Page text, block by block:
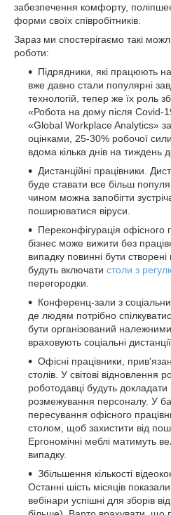
забезпечення комфорту,
форми своїх співробітників.
Зараз ми спостерігаємо такі
роботи:
Підрядники, які працюють на
вже давно стали популярні
технологій, тепер же їх роль
«Робота на дому після Covid-
«Global Workplace Analytics»
оцінками, 25-30% робочої
вдома кілька днів на тиждень
Дистанційні працівники.
буде ставати все більш
чином можна запобігти
поширюватися віруси.
Переконфігурація офісного
бізнес може вижити без
випадку повинні бути створені
будуть включати столи з
перегородки.
Конференц-зали з
де людям потрібно
бути організований
враховують соціальні дистанції.
Офісні працівники,
столів. У світові відновлення
роботодавці будуть докладати
розмежування персоналу. У
пересування офісного
столом, щоб захистити від
Ергономічні меблі матимуть
випадку.
Збільшення кількості
Останні шість місяців
вебінари успішні для зборів